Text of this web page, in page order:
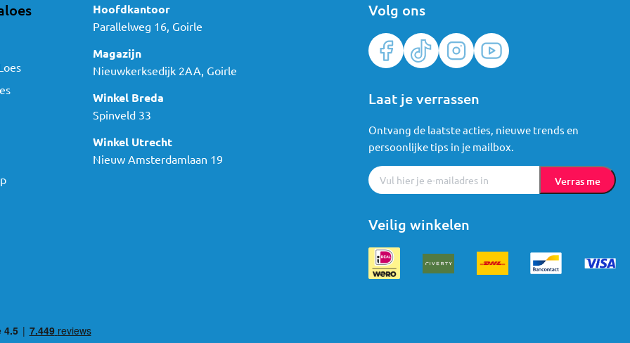
Hoofdkantoor
Parallelweg 16, Goirle
Magazijn
Nieuwkerksedijk 2AA, Goirle
Winkel Breda
Spinveld 33
Winkel Utrecht
Nieuw Amsterdamlaan 19
Volg ons
Veilig winkelen
Laat je verrassen
Ontvang de laatste acties, nieuwe trends en
persoonlijke tips in je mailbox.
Verras me